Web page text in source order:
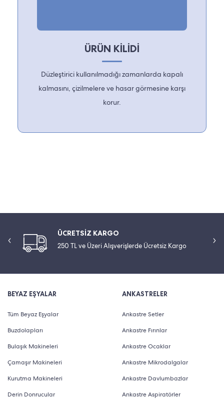
ÜRÜN KİLİDİ
Düzleştirici kullanılmadığı zamanlarda kapalı
kalmasını, çizilmelere ve hasar görmesine karşı
korur.
ÜCRETSİZ KARGO
250 TL ve Üzeri Alışverişlerde Ücretsiz Kargo
BEYAZ EŞYALAR
Tüm Beyaz Eşyalar
Buzdolapları
Bulaşık Makineleri
Çamaşır Makineleri
Kurutma Makineleri
Derin Donrucular
ANKASTRELER
Ankastre Setler
Ankastre Fırınlar
Ankastre Ocaklar
Ankastre Mikrodalgalar
Ankastre Davlumbazlar
Ankastre Aspiratörler